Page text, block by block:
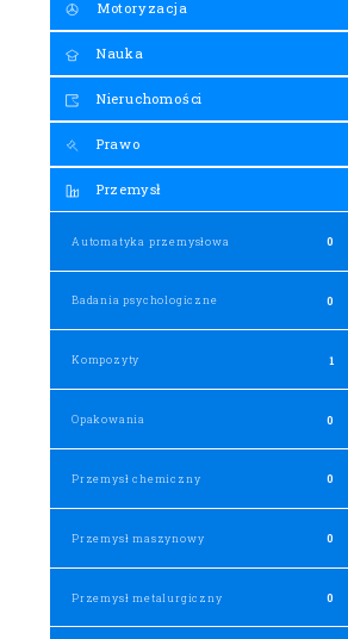
Motoryzacja
Nauka
Nieruchomości
Prawo
Przemysł
Automatyka przemysłowa 0
Badania psychologiczne 0
Kompozyty 1
Opakowania 0
Przemysł chemiczny 0
Przemysł maszynowy 0
Przemysł metalurgiczny 0